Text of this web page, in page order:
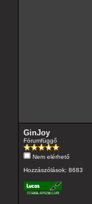
GinJoy
Fórumfüggő
Nem elérhető
Hozzászólások: 8683